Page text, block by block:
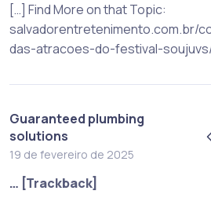
[…] Find More on that Topic:
salvadorentretenimento.com.br/
das-atracoes-do-festival-
Guaranteed plumbing
solutions
19 de fevereiro de 2025
… [Trackback]